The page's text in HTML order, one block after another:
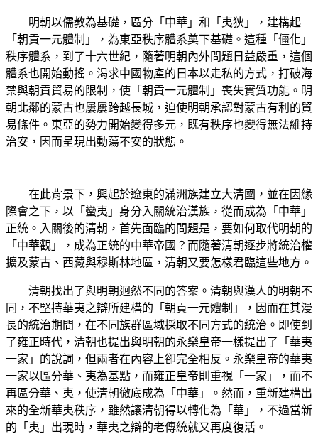
明朝以儒教為基礎，區分「中華」和「夷狄」，建構起
「朝貢一元體制」，為東亞秩序體系奠下基礎。這種「僵化」
秩序體系，到了十六世紀，隨著明朝內外問題日益嚴重，這個
體系也開始動搖。渴求中國物產的日本以走私的方式，打破海
禁與朝貢貿易的限制，使「朝貢一元體制」喪失實質功能。明
朝北鄰的蒙古也屢屢跨越長城，迫使明朝承認對蒙古有利的貿
易條件。東亞的勢力開始變得多元，既有秩序也變得無法維持
治安，因而呈現出動蕩不安的狀態。
在此背景下，興起於遼東的滿洲族建立大清國，並在因緣
際會之下，以「蠻夷」身分入關統治漢族，從而成為「中華」
正統。入關後的清朝，首先面臨的問題是，要如何取代明朝的
「中華觀」，成為正統的中華帝國？而隨著清朝逐步將統治權
擴及蒙古、西藏與穆斯林地區，清朝又要怎樣君臨這些地方。
清朝找出了與明朝迥然不同的答案。清朝與漢人的明朝不
同，不堅持華夷之辯所建構的「朝貢一元體制」，因而在其漫
長的統治期間，在不同族群區域採取不同方式的統治。即使到
了雍正時代，清朝也提出與明朝的永樂皇帝一樣提出了「華夷
一家」的說詞，但兩者在內容上卻完全相反。永樂皇帝的華夷
一家以區分華、夷為基點，而雍正皇帝則重視「一家」，而不
再區分華、夷，使清朝徹底成為「中華」。然而，重新建構出
來的全新華夷秩序，雖然讓清朝得以轉化為「華」，不過當新
的「夷」出現時，華夷之辯的老傳統就又再度復活。